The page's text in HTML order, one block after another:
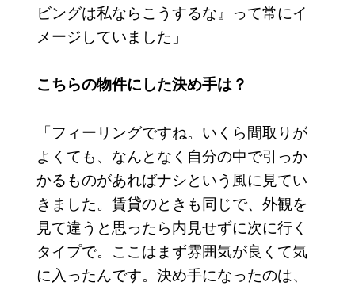
ビングは私ならこうするな』って常にイ
メージしていました」
こちらの物件にした決め手は？
「フィーリングですね。いくら間取りが
よくても、なんとなく自分の中で引っか
かるものがあればナシという風に見てい
きました。賃貸のときも同じで、外観を
見て違うと思ったら内見せずに次に行く
タイプで。ここはまず雰囲気が良くて気
に入ったんです。決め手になったのは、